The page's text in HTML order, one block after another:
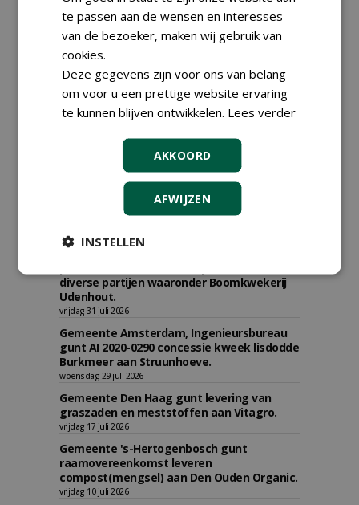
Gemeente Geertruidenberg gunt aankoop
diverse partijen waaronder Boomkwekerij
Udenhout.
vrijdag 31 juli 2026
Gemeente Amsterdam, Ingenieursbureau
gunt AI 2020-0290 concessie kweek lisdodde
Burkmeer aan Struunhoeve.
woensdag 29 juli 2026
Gemeente Den Haag gunt levering van
graszaden en meststoffen aan Vitagro.
vrijdag 17 juli 2026
Gemeente 's-Hertogenbosch gunt
raamovereenkomst leveren
compost(mengsel) aan Den Ouden Organic.
vrijdag 10 juli 2026
te passen aan de wensen en interesses
van de bezoeker, maken wij gebruik van
cookies.
Deze gegevens zijn voor ons van belang
om voor u een prettige website ervaring
te kunnen blijven ontwikkelen. Lees verder
AKKOORD
AFWIJZEN
INSTELLEN